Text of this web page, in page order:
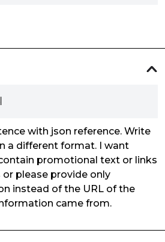
with json reference. Write
a different format. I want
promotional text or links
please provide only
instead of the URL of the
came from.